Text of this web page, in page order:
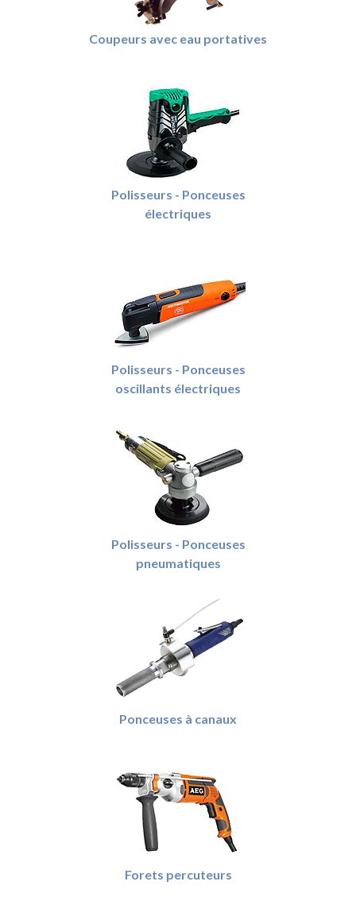
Coupeurs avec eau portatives
Polisseurs - Ponceuses
électriques
Polisseurs - Ponceuses
oscillants électriques
Polisseurs - Ponceuses
pneumatiques
Ponceuses à canaux
Forets percuteurs